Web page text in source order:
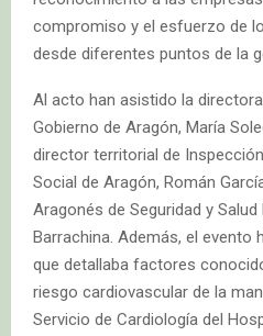
compromiso y el esfuerzo de
desde diferentes puntos de la
Al acto han asistido la
Gobierno de Aragón, María
director territorial de
Social de Aragón, Román
Aragonés de Seguridad y
Barrachina. Además, el evento
que detallaba factores
riesgo cardiovascular de la
Servicio de Cardiología del